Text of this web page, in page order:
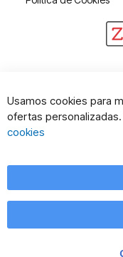
Usamos cookies para
ofertas
cookies